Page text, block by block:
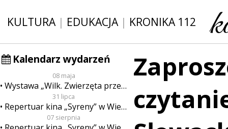
KULTURA| EDUKACJA| KRONIKA 112
Kalendarz wydarzeń
08 maja
Wystawa „Wilk. Zwierzęta przeklęte”
31 lipca
Repertuar kina „Syreny” w Wieluniu w dn. od 31 lipca do 6 sierpnia
07 sierpnia